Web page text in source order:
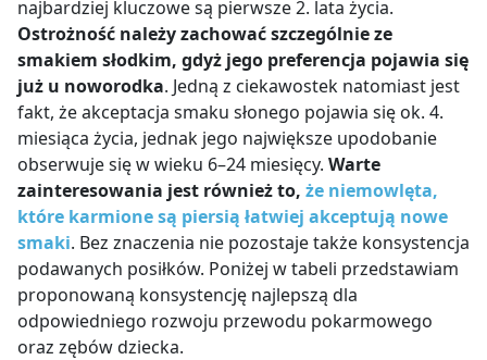
najbardziej kluczowe są pierwsze 2. lata życia.
Ostrożność należy zachować szczególnie ze
smakiem słodkim, gdyż jego preferencja pojawia się
już u noworodka. Jedną z ciekawostek natomiast jest
fakt, że akceptacja smaku słonego pojawia się ok. 4.
miesiąca życia, jednak jego największe upodobanie
obserwuje się w wieku 6–24 miesięcy. Warte
zainteresowania jest również to, że niemowlęta,
które karmione są piersią łatwiej akceptują nowe
smaki. Bez znaczenia nie pozostaje także konsystencja
podawanych posiłków. Poniżej w tabeli przedstawiam
proponowaną konsystencję najlepszą dla
odpowiedniego rozwoju przewodu pokarmowego
oraz zębów dziecka.